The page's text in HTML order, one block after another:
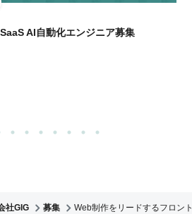
AI自動化エンジニア募集
社GIG 募集 Web制作をリードするフロン